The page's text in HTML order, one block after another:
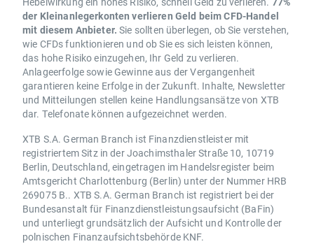
der Kleinanlegerkonten verlieren Geld beim CFD-Handel
mit diesem Anbieter. Sie sollten überlegen, ob Sie verstehen,
wie CFDs funktionieren und ob Sie es sich leisten können,
das hohe Risiko einzugehen, Ihr Geld zu verlieren.
Anlageerfolge sowie Gewinne aus der Vergangenheit
garantieren keine Erfolge in der Zukunft. Inhalte, Newsletter
und Mitteilungen stellen keine Handlungsansätze von XTB
dar. Telefonate können aufgezeichnet werden.
XTB S.A. German Branch ist Finanzdienstleister mit
registriertem Sitz in der Joachimsthaler Straße 10, 10719
Berlin, Deutschland, eingetragen im Handelsregister beim
Amtsgericht Charlottenburg (Berlin) unter der Nummer HRB
269075 B.. XTB S.A. German Branch ist registriert bei der
Bundesanstalt für Finanzdienstleistungsaufsicht (BaFin)
und unterliegt grundsätzlich der Aufsicht und Kontrolle der
polnischen Finanzaufsichtsbehörde KNF.